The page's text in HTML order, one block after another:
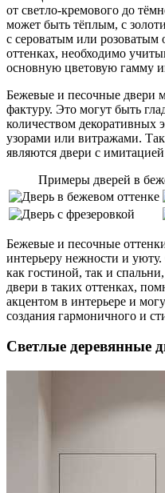
от светло-кремового до
может быть тёплым, с
с сероватым или розоватым
оттенках, необходимо
основную цветовую гамму
Бежевые и песочные двери
фактуру. Это могут быть
количеством декоративных
узорами или витражами.
являются двери с
Примеры дверей в
Бежевые и песочные
интерьеру нежности и
как гостиной, так и
двери в таких оттенках,
акцентом в интерьере и
создания гармоничного и
Светлые деревянные